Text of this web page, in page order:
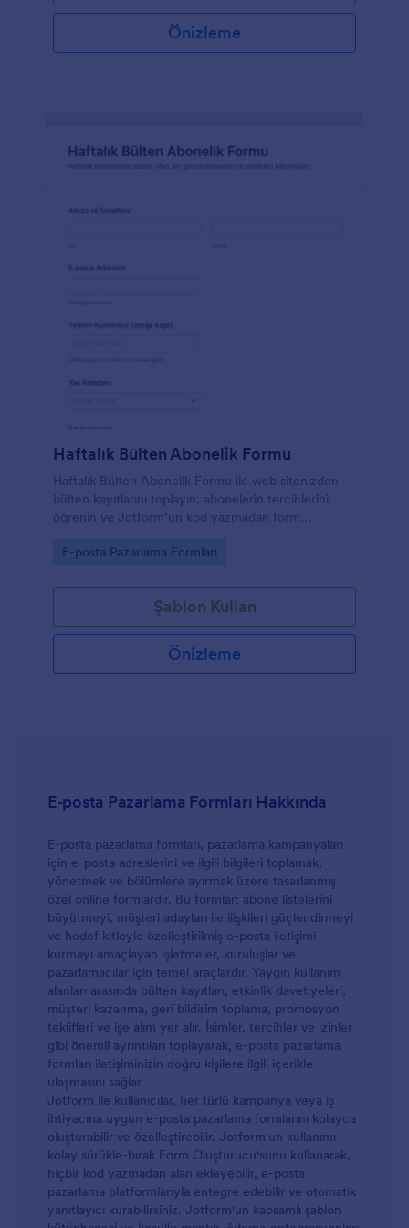
Önizleme
Haftalık Bülten Abonelik Formu
Haftalık Bülten Abonelik Formu ile web sitenizden
bülten kayıtlarını toplayın, abonelerin tercihlerini
öğrenin ve Jotform’un kod yazmadan form
kolayca yönetin.
Go to Category:
E-posta Pazarlama Formları
Şablon Kullan
Önizleme
E-posta Pazarlama Formları Hakkında
E-posta pazarlama formları, pazarlama kampanyaları
için e-posta adreslerini ve ilgili bilgileri toplamak,
yönetmek ve bölümlere ayırmak üzere tasarlanmış
özel online formlardır. Bu formlar; abone listelerini
büyütmeyi, müşteri adayları ile ilişkileri güçlendirmeyi
ve hedef kitleyle özelleştirilmiş e-posta iletişimi
kurmayı amaçlayan işletmeler, kuruluşlar ve
pazarlamacılar için temel araçlardır. Yaygın kullanım
alanları arasında bülten kayıtları, etkinlik davetiyeleri,
müşteri kazanma, geri bildirim toplama, promosyon
teklifleri ve işe alım yer alır. İsimler, tercihler ve izinler
gibi önemli ayrıntıları toplayarak, e-posta pazarlama
formları iletişiminizin doğru kişilere ilgili içerikle
ulaşmasını sağlar.
Jotform ile kullanıcılar, her türlü kampanya veya iş
ihtiyacına uygun e-posta pazarlama formlarını kolayca
oluşturabilir ve özelleştirebilir. Jotform'un kullanımı
kolay sürükle-bırak Form Oluşturucu'sunu kullanarak,
hiçbir kod yazmadan alan ekleyebilir, e-posta
pazarlama platformlarıyla entegre edebilir ve otomatik
yanıtlayıcı kurabilirsiniz. Jotform'un kapsamlı şablon